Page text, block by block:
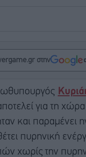
στην
για τη
και παραμένει
πυρηνική
χωρίς την